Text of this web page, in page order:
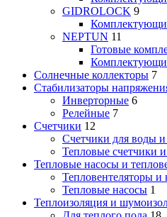
GIDROLOCK 9
NEPTUN 11
Готовые
Солнечные коллекторы 7
Стабилизаторы
Инверторные 6
Релейные 7
Счетчики 12
Счетчики для воды
Тепловые счетчики
Тепловые насосы и
Тепловентеляторы
Тепловые насосы 1
Теплоизоляция и